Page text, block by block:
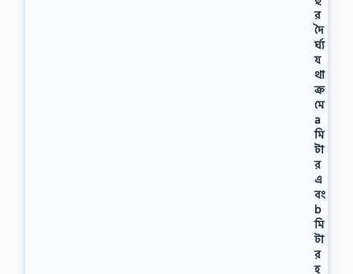
র
দৈ
র্ঘ্য
য
থা
ক্র
মে
a
মি
টা
র
এ
বং
b
মি
টা
র
হ